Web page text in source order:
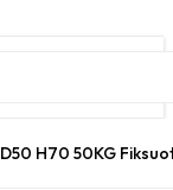
D50 H70 50KG